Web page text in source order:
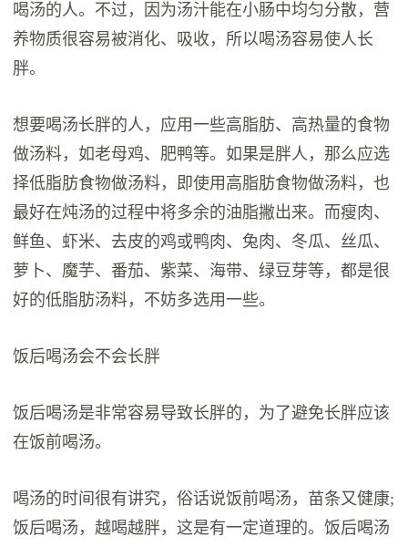
喝汤的人。不过，因为汤汁能在小肠中均匀分散，营
养物质很容易被消化、吸收，所以喝汤容易使人长
胖。
想要喝汤长胖的人，应用一些高脂肪、高热量的食物
做汤料，如老母鸡、肥鸭等。如果是胖人，那么应选
择低脂肪食物做汤料，即使用高脂肪食物做汤料，也
最好在炖汤的过程中将多余的油脂撇出来。而瘦肉、
鲜鱼、虾米、去皮的鸡或鸭肉、兔肉、冬瓜、丝瓜、
萝卜、魔芋、番茄、紫菜、海带、绿豆芽等，都是很
好的低脂肪汤料，不妨多选用一些。
饭后喝汤会不会长胖
饭后喝汤是非常容易导致长胖的，为了避免长胖应该
在饭前喝汤。
喝汤的时间很有讲究，俗话说饭前喝汤，苗条又健康;
饭后喝汤，越喝越胖，这是有一定道理的。饭后喝汤